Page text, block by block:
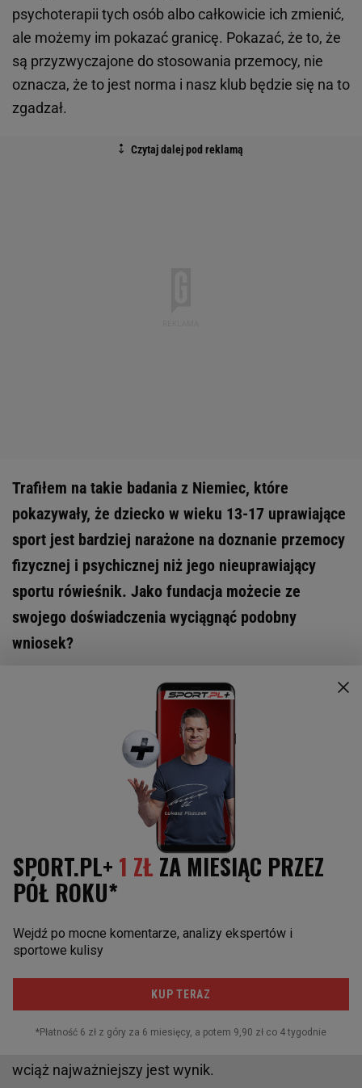
psychoterapii tych osób albo całkowicie ich zmienić,
ale możemy im pokazać granicę. Pokazać, że to, że
są przyzwyczajone do stosowania przemocy, nie
oznacza, że to jest norma i nasz klub będzie się na to
zgadzał.
Trafiłem na takie badania z Niemiec, które
pokazywały, że dziecko w wieku 13-17 uprawiające
sport jest bardziej narażone na doznanie przemocy
fizycznej i psychicznej niż jego nieuprawiający
sportu rówieśnik. Jako fundacja możecie ze
swojego doświadczenia wyciągnąć podobny
wniosek?
- Tak, niestety. Środowisko sportowe sprzyja
Dlaczego tak jest?
- I przez presję, o której mówiłam. I przez tę
zależność od trenerów, którzy mogą wymuszać na
trenujących pewne zachowania. Również przez
przedmiotowe traktowanie zawodników i
oczekiwanie od dzieci, że podporządkują całe życie
treningom i zawodom. Przez wciąż rzadkie
zatrudnianie w klubach i akademiach psychologów
sportowych. To na szczęście zmienia się na lepsze.
Ale to, co się nie zmienia, to podejście do dzieci jak
do profesjonalnych sportowców. Nakłanianie do
stosowania diety i bardzo poważne podchodzenie
wciąż najważniejszy jest wynik.